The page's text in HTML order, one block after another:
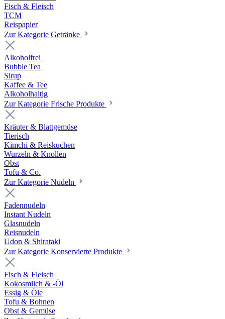
Fisch & Fleisch
TCM
Reispapier
Zur Kategorie Getränke
Alkoholfrei
Bubble Tea
Sirup
Kaffee & Tee
Alkoholhaltig
Zur Kategorie Frische Produkte
Kräuter & Blattgemüse
Tierisch
Kimchi & Reiskuchen
Wurzeln & Knollen
Obst
Tofu & Co.
Zur Kategorie Nudeln
Fadennudeln
Instant Nudeln
Glasnudeln
Reisnudeln
Udon & Shirataki
Zur Kategorie Konservierte Produkte
Fisch & Fleisch
Kokosmilch & -Öl
Essig & Öle
Tofu & Bohnen
Obst & Gemüse